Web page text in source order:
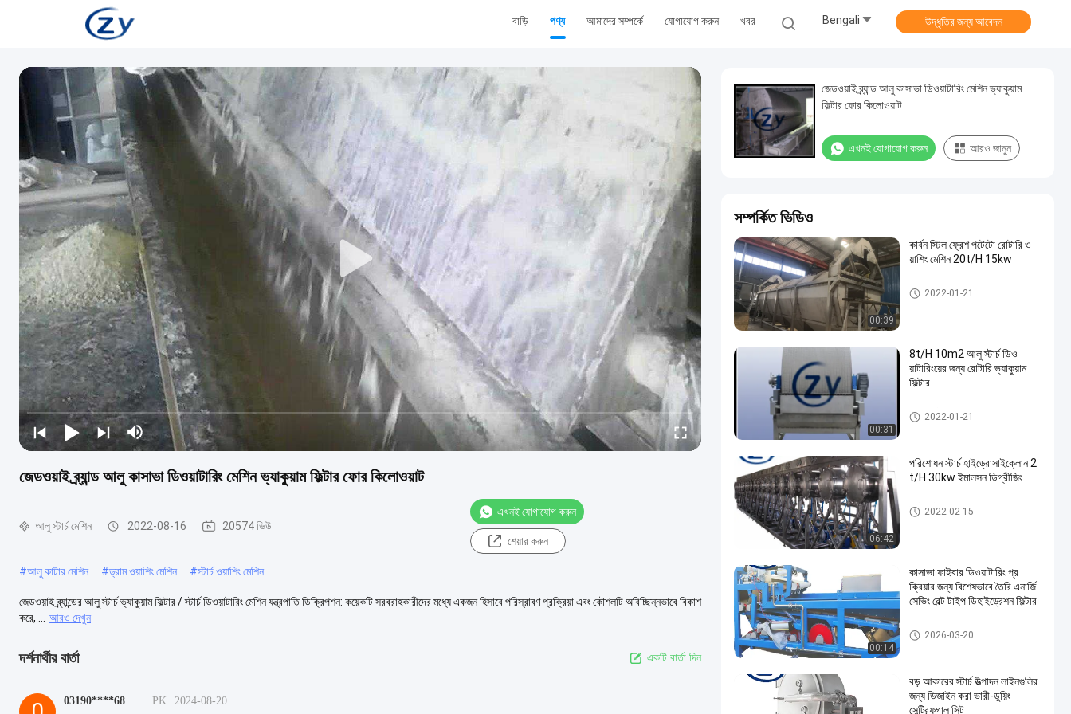
বাড়ি পণ্য আমাদের সম্পর্কে যোগাযোগ করুন খবর Bengali উদ্ধৃতির জন্য আবেদন
জেডওয়াই ব্র্যান্ড আলু কাসাভা ডিওয়াটারিং মেশিন ভ্যাকুয়াম ফিল্টার ফোর কিলোওয়াট
আলু স্টার্চ মেশিন 2022-08-16 20574 ভিউ
এখনই যোগাযোগ করুন
শেয়ার করুন
#আলু কাটার মেশিন #ড্রাম ওয়াশিং মেশিন #স্টার্চ ওয়াশিং মেশিন
জেডওয়াই ব্র্যান্ডের আলু স্টার্চ ভ্যাকুয়াম ফিল্টার / স্টার্চ ডিওয়াটারিং মেশিন যন্ত্রপাতি ডিক্রিপশন: কয়েকটি সরবরাহকারীদের মধ্যে একজন হিসাবে পরিস্রাবণ প্রক্রিয়া এবং কৌশলটি অবিচ্ছিন্নভাবে বিকাশ
করে, ...
আরও দেখুন
দর্শনার্থীর বার্তা একটি বার্তা দিন
03190****68 PK
2024-08-20
জেডওয়াই ব্র্যান্ড আলু কাসাভা ডিওয়াটারিং মেশিন ভ্যাকুয়াম
ফিল্টার ফোর কিলোওয়াট
এখনই যোগাযোগ করুন আরও জানুন
সম্পর্কিত ভিডিও
00:39
কার্বন স্টিল ফ্রেশ পটেটো রোটারি ও
য়াশিং মেশিন 20t/H 15kw
আলু স্টার্চ মেশিন
2022-01-21
00:31
8t/H 10m2 আলু স্টার্চ ডিও
য়াটারিংয়ের জন্য রোটারি ভ্যাকুয়াম
ফিল্টার
আলু স্টার্চ মেশিন
2022-01-21
06:42
পরিশোধন স্টার্চ হাইড্রোসাইক্লোন 2
t/H 30kw ইমালসন ডিগ্রীজিং
কর্ন স্টার্চ মেশিন
2022-02-15
00:14
কাসাভা ফাইবার ডিওয়াটারিং প্র
ক্রিয়ার জন্য বিশেষভাবে তৈরি এনার্জি
সেভিং বেল্ট টাইপ ডিহাইড্রেশন ফিল্টার
কাসাভা স্টার্চ প্রসেসিং মেশিন
2026-03-20
বড় আকারের স্টার্চ উত্পাদন লাইনগুলির
জন্য ডিজাইন করা ভারী-ডুয়িং
সেন্ট্রিফুগাল সিট